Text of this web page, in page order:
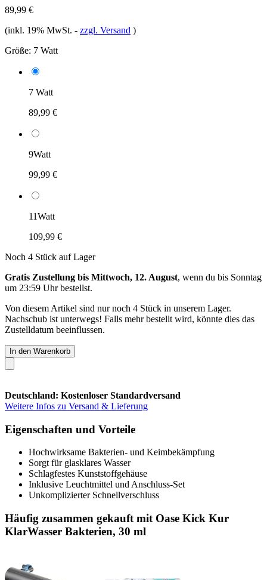
89,99 €
(inkl. 19% MwSt. - zzgl. Versand )
Größe: 7 Watt
7 Watt
89,99 €
9Watt
99,99 €
11Watt
109,99 €
Noch 4 Stück auf Lager
Gratis Zustellung bis Mittwoch, 12. August, wenn du bis Sonntag
um 23:59 Uhrbestellst.
Von diesem Artikel sind nur noch 4 Stück in unserem Lager.
Nachschub ist unterwegs! Falls mehr bestellt wird, könnte dies das
Zustelldatum beeinflussen.
In den Warenkorb
Deutschland: Kostenloser Standardversand
Weitere Infos zu Versand & Lieferung
Eigenschaften und Vorteile
Hochwirksame Bakterien- und Keimbekämpfung
Sorgt für glasklares Wasser
Schlagfestes Kunststoffgehäuse
Inklusive Leuchtmittel und Anschluss-Set
Unkomplizierter Schnellverschluss
Häufig zusammen gekauft mit Oase Kick Kur
KlarWasser Bakterien, 30 ml